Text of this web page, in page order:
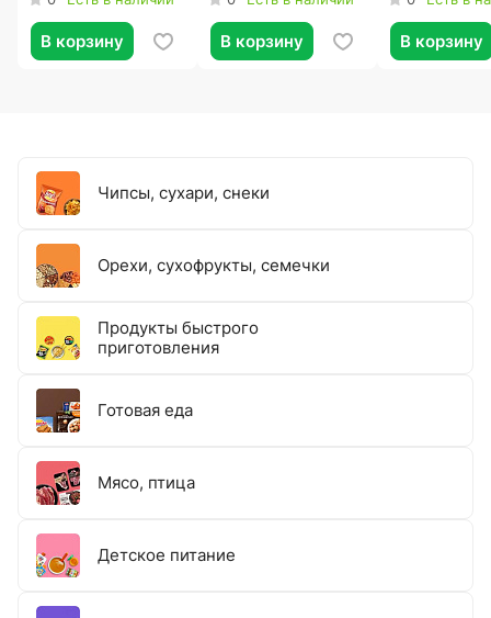
В корзину В корзину В корзину
Чипсы, сухари, снеки
Орехи, сухофрукты, семечки
Продукты быстрого
приготовления
Готовая еда
Мясо, птица
Детское питание